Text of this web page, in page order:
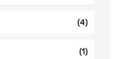
(4)
(1)